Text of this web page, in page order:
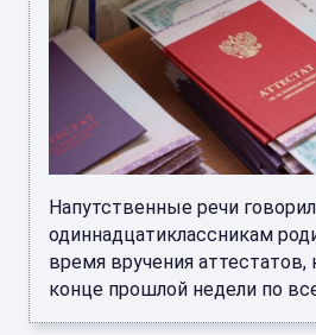
Напутственные речи
одиннадцатиклассникам
время вручения
конце прошлой недели по